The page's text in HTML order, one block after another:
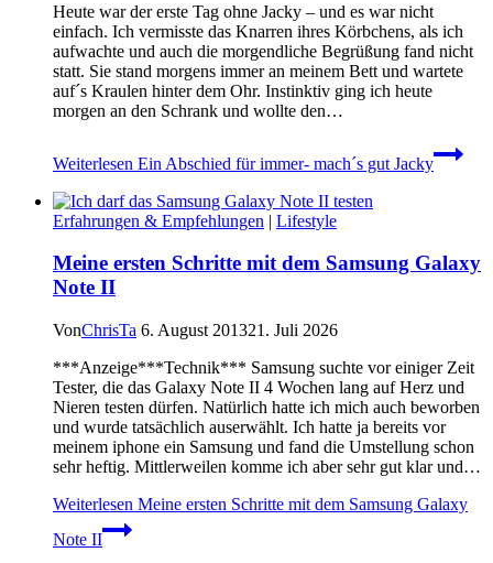
Heute war der erste Tag ohne Jacky – und es war nicht
einfach. Ich vermisste das Knarren ihres Körbchens, als ich
aufwachte und auch die morgendliche Begrüßung fand nicht
statt. Sie stand morgens immer an meinem Bett und wartete
auf´s Kraulen hinter dem Ohr. Instinktiv ging ich heute
morgen an den Schrank und wollte den…
Weiterlesen Ein Abschied für immer- mach´s gut Jacky
Erfahrungen & Empfehlungen | Lifestyle
Meine ersten Schritte mit dem Samsung Galaxy
Note II
VonChrisTa 6. August 201321. Juli 2026
***Anzeige***Technik*** Samsung suchte vor einiger Zeit
Tester, die das Galaxy Note II 4 Wochen lang auf Herz und
Nieren testen dürfen. Natürlich hatte ich mich auch beworben
und wurde tatsächlich auserwählt. Ich hatte ja bereits vor
meinem iphone ein Samsung und fand die Umstellung schon
sehr heftig. Mittlerweilen komme ich aber sehr gut klar und…
Weiterlesen Meine ersten Schritte mit dem Samsung Galaxy
Note II